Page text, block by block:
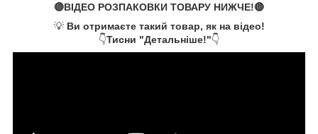
🔴ВІДЕО РОЗПАКОВКИ ТОВАРУ НИЖЧЕ!🔴
💡 Ви отримаєте такий товар, як на відео!
👇Тисни "Детальніше!"👇